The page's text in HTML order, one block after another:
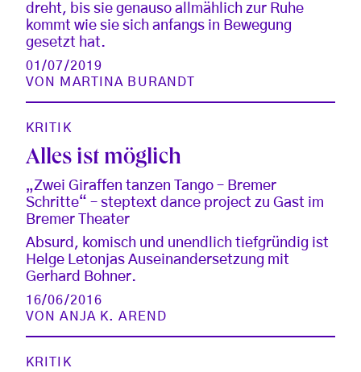
dreht, bis sie genauso allmählich zur Ruhe
kommt wie sie sich anfangs in Bewegung
gesetzt hat.
01/07/2019
VON MARTINA BURANDT
KRITIK
Alles ist möglich
„Zwei Giraffen tanzen Tango – Bremer
Schritte“ – steptext dance project zu Gast im
Bremer Theater
Absurd, komisch und unendlich tiefgründig ist
Helge Letonjas Auseinandersetzung mit
Gerhard Bohner.
16/06/2016
VONANJA K. AREND
KRITIK